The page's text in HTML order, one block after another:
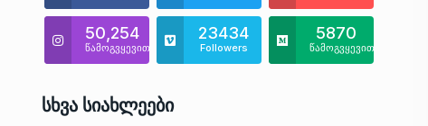
50,254
წამოგვყევით
23434
Followers
5870
წამოგვყევით
Სხვა Სიახლეები